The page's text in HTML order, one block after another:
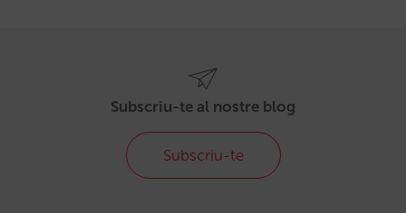
Subscriu-te al nostre blog
Subscriu-te